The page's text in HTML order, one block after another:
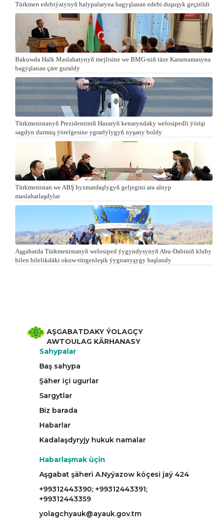
Türkmen edebiýatynyň halypalaryna bagyşlanan edebi duşuşyk geçirildi
Bakuwda Halk Maslahatynyň mejlisine we BMG-niň täze Kararnamasyna
bagyşlanan çäre guraldy
Türkmenistanyň Prezidentiniň Hazaryň kenaryndaky welosipedli ýörişi
sagdyn durmuş ýörelgesine ygrarlylygyň nyşany boldy
Türkmenistan we ABŞ hyzmatdaşlygyň geljegini ara alnyp
maslahatlaşdylar
Aşgabatda Türkmenistanyň welosiped ýygyndysynyň Abu-Dabiniň kluby
bilen bilelikdäki okuw-türgenleşik ýygnanyşygy başlandy
AŞGABATDAKY ÝOLAGÇY
AWTOULAG KÄRHANASY
Sahypalar
Baş sahypa
Şäher içi ugurlar
Sargytlar
Biz barada
Habarlar
Kadalaşdyryjy hukuk namalar
Habarlaşmak üçin
Aşgabat şäheri A.Nyýazow köçesi jaý 424
+99312443390; +99312443391;
+99312443359
yolagchyauk@ayauk.gov.tm